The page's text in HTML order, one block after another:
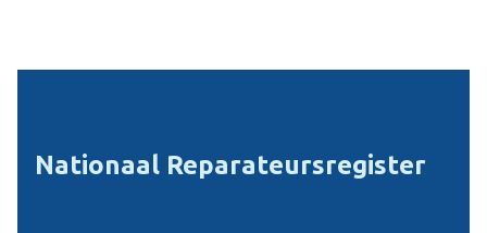
Nationaal Reparateursregister